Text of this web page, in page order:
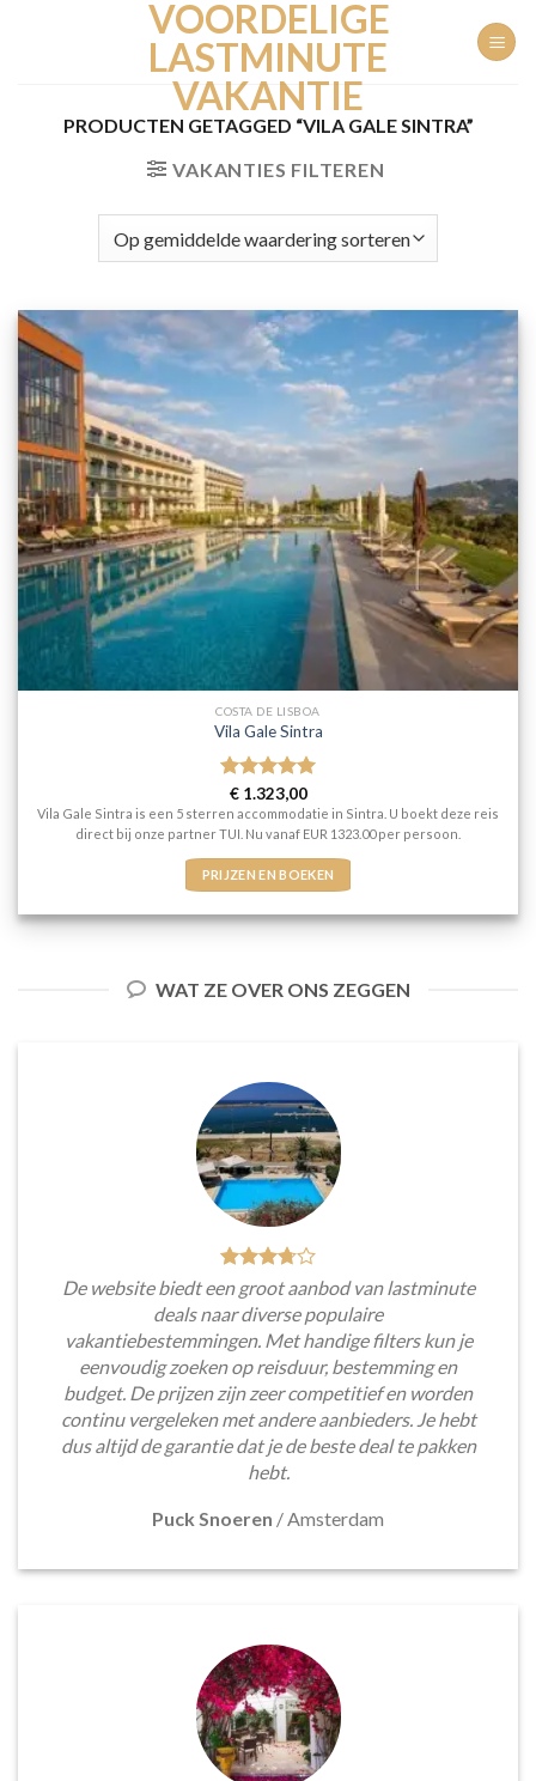
VOORDELIGE
LASTMINUTE
VAKANTIE
PRODUCTEN GETAGGED “VILA GALE SINTRA”
VAKANTIES FILTEREN
COSTA DE LISBOA
Vila Gale Sintra
Gewaardeerd
5uit 5
€1.323,00
Vila Gale Sintra is een 5 sterren accommodatie in Sintra. U boekt deze reis
direct bij onze partner TUI. Nu vanaf EUR 1323.00 per persoon.
PRIJZEN EN BOEKEN
WAT ZE OVER ONS ZEGGEN
De website biedt een groot aanbod van lastminute
deals naar diverse populaire
vakantiebestemmingen. Met handige filters kun je
eenvoudig zoeken op reisduur, bestemming en
budget. De prijzen zijn zeer competitief en worden
continu vergeleken met andere aanbieders. Je hebt
dus altijd de garantie dat je de beste deal te pakken
hebt.
Puck Snoeren /Amsterdam